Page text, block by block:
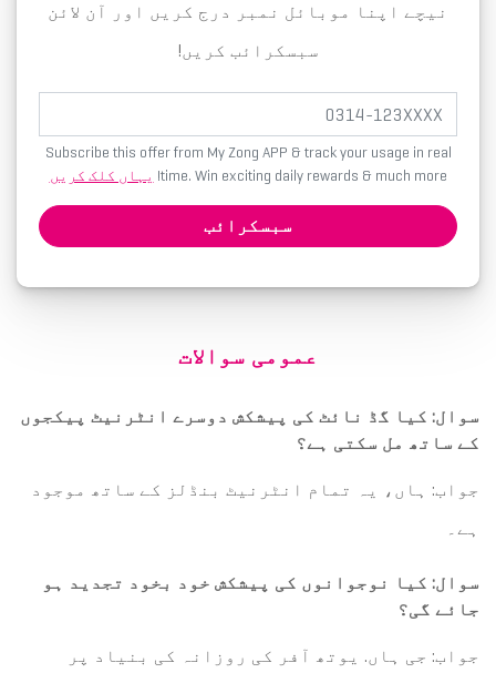
نیچے اپنا موبائل نمبر درج کریں اور آن لائن
سبسکرائب کریں!
Subscribe this offer from My Zong APP & track your usage in real
time. Win exciting daily rewards & much more! یہاں کلک کریں
سبسکرائب
عمومی سوالات
سوال: کیا گڈ نائٹ کی پیشکش دوسرے انٹرنیٹ پیکجوں
کے ساتھ مل سکتی ہے؟
جواب: ہاں، یہ تمام انٹرنیٹ بنڈلز کے ساتھ موجود
ہے۔
سوال: کیا نوجوانوں کی پیشکش خود بخود تجدید ہو
جائے گی؟
جواب: جی ہاں. یوتھ آفر کی روزانہ کی بنیاد پر